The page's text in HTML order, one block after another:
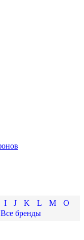
I J K L M
O